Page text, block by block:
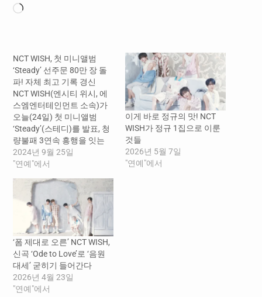
로
NCT WISH, 첫 미니앨범
‘Steady’ 선주문 80만 장 돌
파! 자체 최고 기록 경신
NCT WISH(엔시티 위시, 에
스엠엔터테인먼트 소속)가
오늘(24일) 첫 미니앨범
‘Steady’(스테디)를 발표, 청
량불패 3연속 흥행을 잇는
다. NCT WISH 첫 미니앨범
‘Steady’는 9월 24일 오후 6
곡 음원 공개되며, 타이틀 곡
‘Steady’ 뮤직비디오도 유튜
브 SMTOWN 채널 등에서 동
시에 만날 수 있다. 특히, 이
번 앨범은 선주문 수량만 80
만 장(9월 23일 기준)을…
2024년 9월 25일
"연예"에서
이게 바로 정규의 맛! NCT
WISH가 정규 1집으로 이룬
것들
2026년 5월 7일
"연예"에서
‘폼 제대로 오른’ NCT WISH,
신곡 ‘Ode to Love’로 ‘음원
대세’ 굳히기 들어간다
2026년 4월 23일
"연예"에서